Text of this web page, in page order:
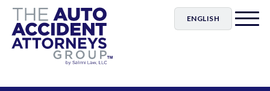
ENGLISH